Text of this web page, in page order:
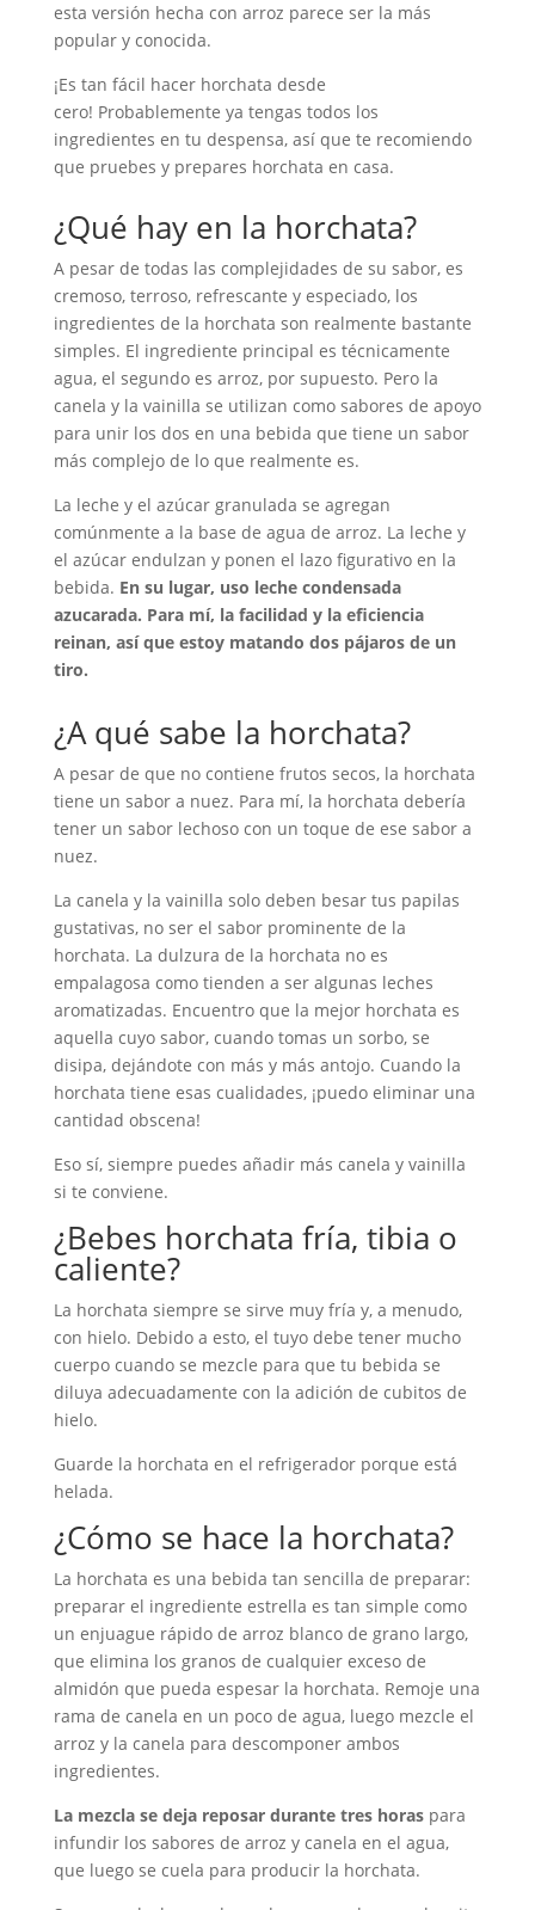
esta versión hecha con arroz parece ser la más
popular y conocida.
¡Es tan fácil hacer horchata desde
cero! Probablemente ya tengas todos los
ingredientes en tu despensa, así que te recomiendo
que pruebes y prepares horchata en casa.
¿Qué hay en la horchata?
A pesar de todas las complejidades de su sabor, es
cremoso, terroso, refrescante y especiado, los
ingredientes de la horchata son realmente bastante
simples. El ingrediente principal es técnicamente
agua, el segundo es arroz, por supuesto. Pero la
canela y la vainilla se utilizan como sabores de apoyo
para unir los dos en una bebida que tiene un sabor
más complejo de lo que realmente es.
La leche y el azúcar granulada se agregan
comúnmente a la base de agua de arroz. La leche y
el azúcar endulzan y ponen el lazo figurativo en la
bebida. En su lugar, uso leche condensada
azucarada. Para mí, la facilidad y la eficiencia
reinan, así que estoy matando dos pájaros de un
tiro.
¿A qué sabe la horchata?
A pesar de que no contiene frutos secos, la horchata
tiene un sabor a nuez. Para mí, la horchata debería
tener un sabor lechoso con un toque de ese sabor a
nuez.
La canela y la vainilla solo deben besar tus papilas
gustativas, no ser el sabor prominente de la
horchata. La dulzura de la horchata no es
empalagosa como tienden a ser algunas leches
aromatizadas. Encuentro que la mejor horchata es
aquella cuyo sabor, cuando tomas un sorbo, se
disipa, dejándote con más y más antojo. Cuando la
horchata tiene esas cualidades, ¡puedo eliminar una
cantidad obscena!
Eso sí, siempre puedes añadir más canela y vainilla
si te conviene.
¿Bebes horchata fría, tibia o
caliente?
La horchata siempre se sirve muy fría y, a menudo,
con hielo. Debido a esto, el tuyo debe tener mucho
cuerpo cuando se mezcle para que tu bebida se
diluya adecuadamente con la adición de cubitos de
hielo.
Guarde la horchata en el refrigerador porque está
helada.
¿Cómo se hace la horchata?
La horchata es una bebida tan sencilla de preparar:
preparar el ingrediente estrella es tan simple como
un enjuague rápido de arroz blanco de grano largo,
que elimina los granos de cualquier exceso de
almidón que pueda espesar la horchata. Remoje una
rama de canela en un poco de agua, luego mezcle el
arroz y la canela para descomponer ambos
ingredientes.
La mezcla se deja reposar durante tres horaspara
infundir los sabores de arroz y canela en el agua,
que luego se cuela para producir la horchata.